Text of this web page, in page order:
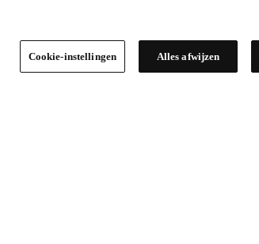
Cookie-instellingen Alles afwijzen